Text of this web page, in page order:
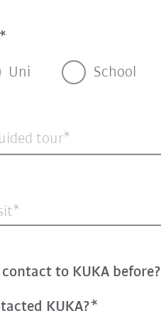
Uni School
tour*
to KUKA before?
KUKA?